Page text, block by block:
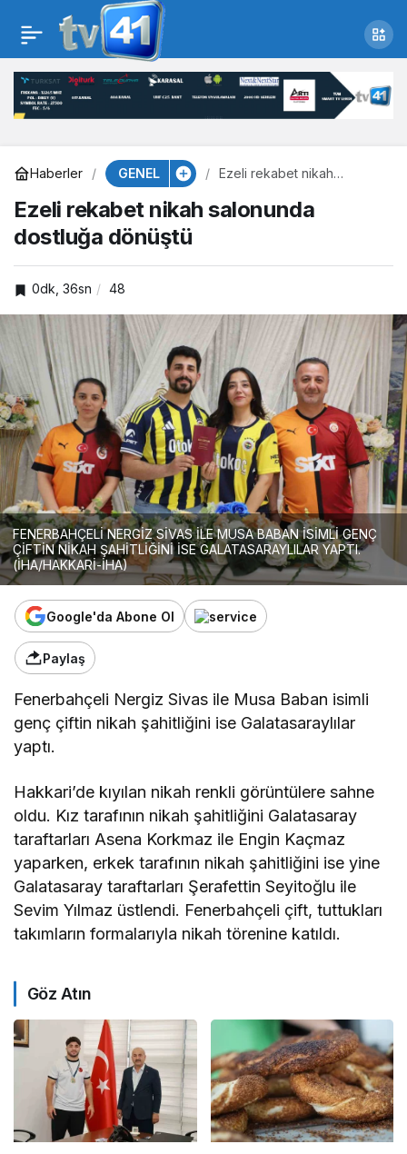
Haberler GENEL
Ezeli rekabet nikah
dönüştü
Ezeli rekabet nikah salonunda
dostluğa dönüştü
0dk, 36sn 48
FENERBAHÇELİ NERGİZ SİVAS İLE MUSA BABAN İSİMLİ GENÇ
ÇİFTİN NİKAH ŞAHİTLİĞİNİ İSE GALATASARAYLILAR YAPTI.
(İHA/HAKKARİ-İHA)
Google'da Abone Ol
Paylaş
Fenerbahçeli Nergiz Sivas ile Musa Baban isimli
genç çiftin nikah şahitliğini ise Galatasaraylılar
yaptı.
Hakkari’de kıyılan nikah renkli görüntülere sahne
oldu. Kız tarafının nikah şahitliğini Galatasaray
taraftarları Asena Korkmaz ile Engin Kaçmaz
yaparken, erkek tarafının nikah şahitliğini ise yine
Galatasaray taraftarları Şerafettin Seyitoğlu ile
Sevim Yılmaz üstlendi. Fenerbahçeli çift, tuttukları
takımların formalarıyla nikah törenine katıldı.
Göz Atın
Ezeli rekabet nikah
salonunda dostluğa
dönüştü